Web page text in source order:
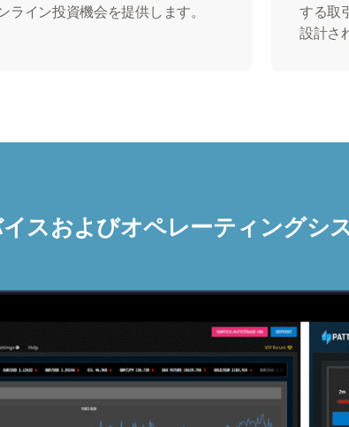
ライン投資機会を提供します。
する取
設計さ
スおよびオペレーティングシ